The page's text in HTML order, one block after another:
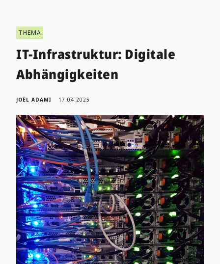
THEMA
IT-Infrastruktur: Digitale
Abhängigkeiten
JOËL ADAMI 17.04.2025